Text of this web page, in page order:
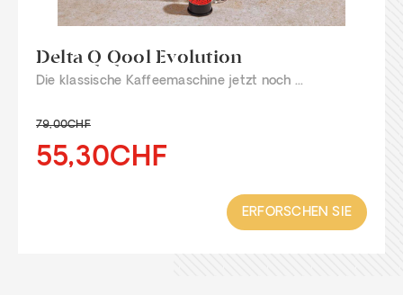
Delta Q Qool Evolution
Die klassische Kaffeemaschine jetzt noch ...
79,00CHF
55,30CHF
ERFORSCHEN SIE